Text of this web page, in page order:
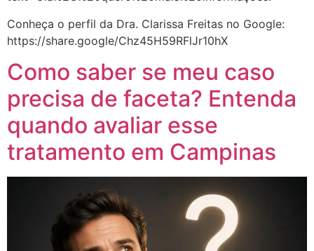
Conheça o perfil da Dra. Clarissa Freitas no Google:
https://share.google/Chz45H59RFlJr10hX
Como saber se meu caso
precisa de faceta? Entenda
quando avaliar esse
tratamento em Campinas